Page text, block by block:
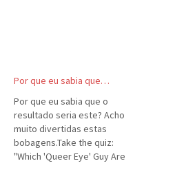
Por que eu sabia que…
Por que eu sabia que o
resultado seria este? Acho
muito divertidas estas
bobagens.Take the quiz:
"Which 'Queer Eye' Guy Are